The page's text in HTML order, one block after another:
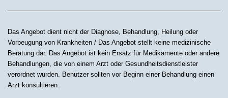
Das Angebot dient nicht der Diagnose, Behandlung, Heilung oder
Vorbeugung von Krankheiten / Das Angebot stellt keine medizinische
Beratung dar. Das Angebot ist kein Ersatz für Medikamente oder andere
Behandlungen, die von einem Arzt oder Gesundheitsdienstleister
verordnet wurden. Benutzer sollten vor Beginn einer Behandlung einen
Arzt konsultieren.